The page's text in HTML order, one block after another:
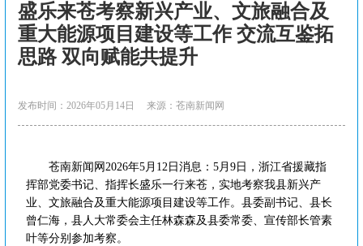
盛乐来苍考察新兴产业、文旅融合及
重大能源项目建设等工作 交流互鉴拓
思路 双向赋能共提升
发布时间：2026年05月14日 来源：苍南新闻网
苍南新闻网2026年5月12日消息：5月9日，浙江省援藏指
挥部党委书记、指挥长盛乐一行来苍，实地考察我县新兴产
业、文旅融合及重大能源项目建设等工作。县委副书记、县长
曾仁海，县人大常委会主任林森森及县委常委、宣传部长管素
叶等分别参加考察。